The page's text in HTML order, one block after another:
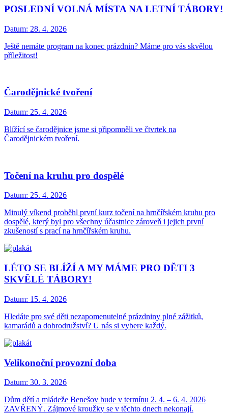
POSLEDNÍ VOLNÁ MÍSTA NA LETNÍ TÁBORY!
Datum: 28. 4. 2026
Ještě nemáte program na konec prázdnin? Máme pro vás skvělou
příležitost!
Čarodějnické tvoření
Datum: 25. 4. 2026
Blížící se čarodějnice jsme si připomněli ve čtvrtek na
Čarodějnickém tvoření.
Točení na kruhu pro dospělé
Datum: 25. 4. 2026
Minulý víkend proběhl první kurz točení na hrnčířském kruhu pro
dospělé, který byl pro všechny účastnice zároveň i jejich první
zkušeností s prací na hrnčířském kruhu.
LÉTO SE BLÍŽÍ A MY MÁME PRO DĚTI 3
SKVĚLÉ TÁBORY!
Datum: 15. 4. 2026
Hledáte pro své děti nezapomenutelné prázdniny plné zážitků,
kamarádů a dobrodružství? U nás si vybere každý.
Velikonoční provozní doba
Datum: 30. 3. 2026
Dům dětí a mládeže Benešov bude v termínu 2. 4. – 6. 4. 2026
ZAVŘENÝ. Zájmové kroužky se v těchto dnech nekonají.